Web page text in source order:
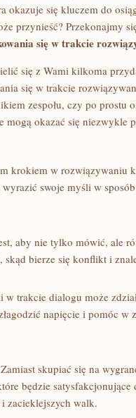
okazuje się kluczem do
‌przynieść? Przekonajmy
się w trakcie
się z Wami​ kilkoma
się ‍w trakcie
zespołu, czy po prostu
mogą okazać ​się niezwykle
​krokiem w rozwiązywaniu
swoje myśli w
aby nie tylko mówić, ale
bierze się konflikt i
​w trakcie dialogu może
napięcie i ‍pomóc w
Zamiast skupiać ⁢się na
będzie
zacieklejszych walk.